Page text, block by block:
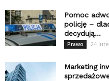
Pomoc
policję –
decydują...
Prawo 24
Marketing